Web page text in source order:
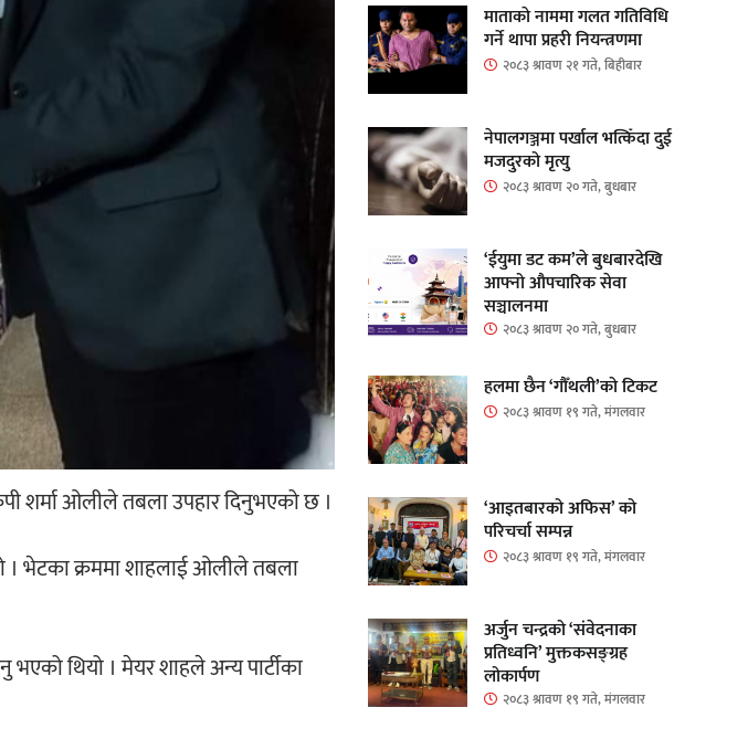
शर्मा ओलीले तबला उपहार दिनुभएको छ ।
। भेटका क्रममा शाहलाई ओलीले तबला
थियो । मेयर शाहले अन्य पार्टीका
माताकाे नाममा गलत गतिविधि
गर्ने थापा प्रहरी नियन्त्रणमा
२०८३ श्रावण २१ गते, बिहीबार
नेपालगञ्जमा पर्खाल भत्किँदा दुई
मजदुरको मृत्यु
२०८३ श्रावण २० गते, बुधबार
‘ईयुमा डट कम’ले बुधबारदेखि
आफ्नो औपचारिक सेवा
सञ्चालनमा
२०८३ श्रावण २० गते, बुधबार
हलमा छैन ‘गौँथली’को टिकट
२०८३ श्रावण १९ गते, मंगलवार
‘आइतबारको अफिस’ को
परिचर्चा सम्पन्न
२०८३ श्रावण १९ गते, मंगलवार
अर्जुन चन्द्रको ‘संवेदनाका
प्रतिध्वनि’ मुक्तकसङ्ग्रह
लोकार्पण
२०८३ श्रावण १९ गते, मंगलवार